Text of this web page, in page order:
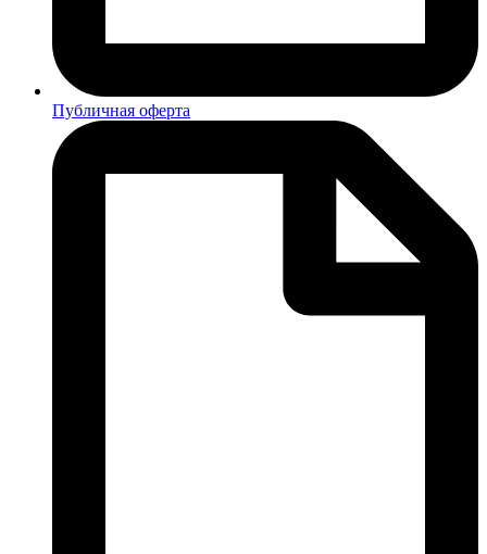
Публичная оферта